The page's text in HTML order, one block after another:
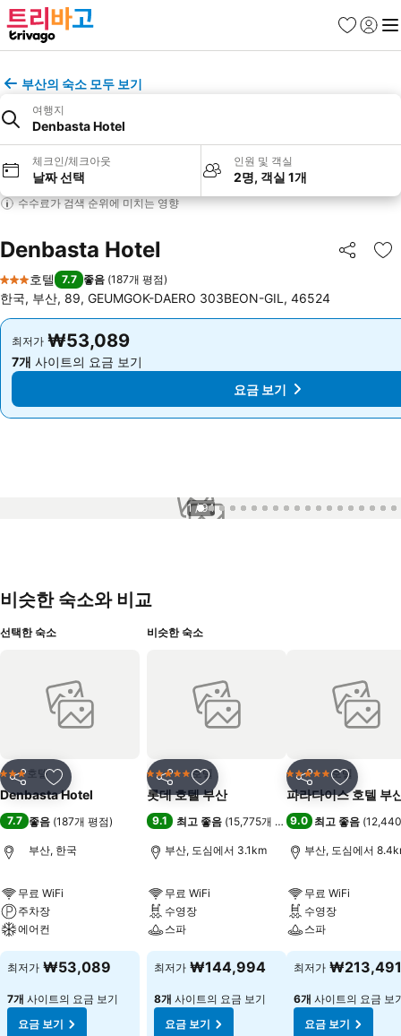
즐겨찾기
로그인
메
부산의 숙소 모두 보기
여행지
Denbasta Hotel
체크인/체크아웃
날짜 선택
인원 및 객실
2명, 객실 1개
수수료가 검색 순위에 미치는 영향
Denbasta Hotel 공유
즐
3 성급
호텔 7.7 좋음 (187개 평점)
한국, 부산, 89, GEUMGOK-DAERO 303BEON-GIL, 46524
최저가 ₩53,089
7개 사이트의 요금 보기
최저가 ₩53,089
7개 사이트의 요금 보기
요금 보기
1 / 94
비슷한 숙소와 비교
선택한 숙소
공유 즐겨찾기에 추가
3 성급호텔
Denbasta Hotel
7.7 좋음 (187개 평점)
부산, 한국
무료 WiFi
주차장
에어컨
최저가 ₩53,089
7개 사이트의 요금 보기
요금 보기
비슷한 숙소
공유 즐겨찾기에 추가
5 성급 호텔
롯데 호텔 부산
9.1 최고 좋음 (15,775개 평점)
부산, 도심에서 3.1km
무료 WiFi
수영장
스파
최저가 ₩144,994
8개 사이트의 요금 보기
요금 보기
공유 즐겨찾기
5 성급 호텔
파라다이스 호텔 부
9.0 최고 좋음 (
부산, 도심에서
무료 WiFi
수영장
스파
최저가 ₩213,491
6개 사이트의 요금 보
요금 보기